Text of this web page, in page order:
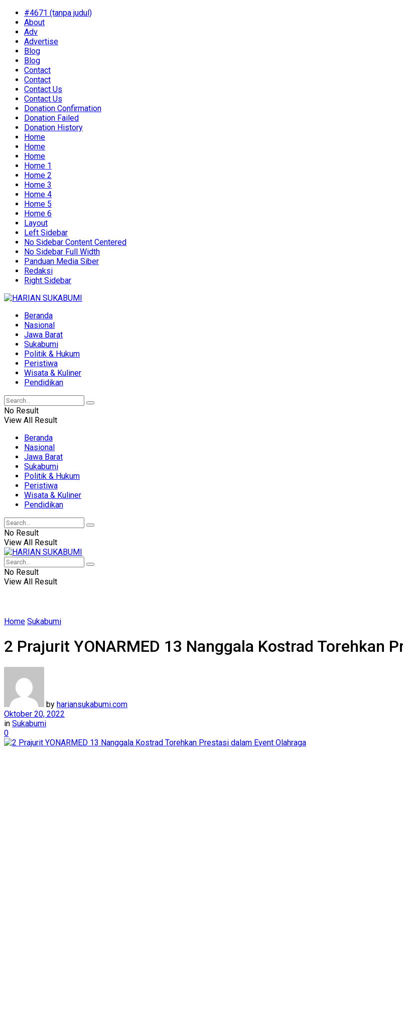
#4671 (tanpa judul)
About
Adv
Advertise
Blog
Blog
Contact
Contact
Contact Us
Contact Us
Donation Confirmation
Donation Failed
Donation History
Home
Home
Home
Home 1
Home 2
Home 3
Home 4
Home 5
Home 6
Layout
Left Sidebar
No Sidebar Content Centered
No Sidebar Full Width
Panduan Media Siber
Redaksi
Right Sidebar
Beranda
Nasional
Jawa Barat
Sukabumi
Politik & Hukum
Peristiwa
Wisata & Kuliner
Pendidikan
No Result
View All Result
Beranda
Nasional
Jawa Barat
Sukabumi
Politik & Hukum
Peristiwa
Wisata & Kuliner
Pendidikan
No Result
View All Result
No Result
View All Result
Home Sukabumi
2 Prajurit YONARMED 13 Nanggala Kostrad Torehkan
by hariansukabumi.com
Oktober 20, 2022
in Sukabumi
0